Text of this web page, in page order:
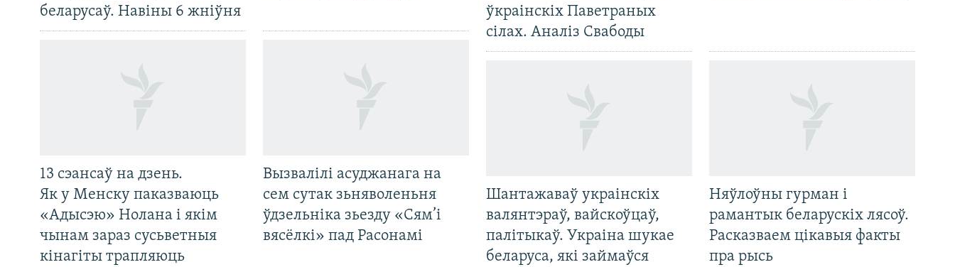
беларусаў. Навіны 6 жніўня
13 сэансаў на дзень.
Як у Менску паказваюць
«Адысэю» Нолана і якім
чынам зараз сусьветныя
кінагіты трапляюць
Вызвалілі асуджанага на
сем сутак зьняволеньня
ўдзельніка зьезду «Сям’і
вясёлкі» пад Расонамі
ўкраінскіх Паветраных
сілах. Аналіз Свабоды
Шантажаваў украінскіх
валянтэраў, вайскоўцаў,
палітыкаў. Украіна шукае
беларуса, які займаўся
Няўлоўны гурман і
рамантык беларускіх лясоў.
Расказваем цікавыя факты
пра рысь